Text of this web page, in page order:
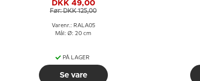
DKK 49,00
Før: DKK 125,00
Varenr.: RALA05
Mål: Ø: 20 cm
PÅ LAGER
Se vare